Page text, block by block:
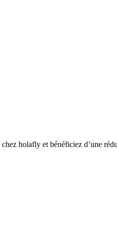
holafly et bénéficiez d’une